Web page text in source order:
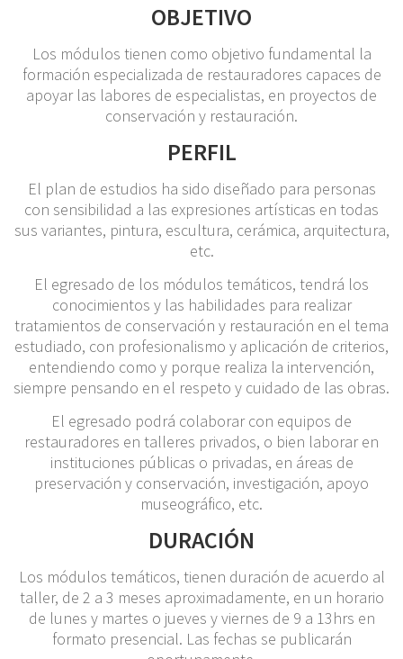
OBJETIVO
Los módulos tienen como objetivo fundamental la
formación especializada de restauradores capaces de
apoyar las labores de especialistas, en proyectos de
conservación y restauración.
PERFIL
El plan de estudios ha sido diseñado para personas
con sensibilidad a las expresiones artísticas en todas
sus variantes, pintura, escultura, cerámica, arquitectura,
etc.
El egresado de los módulos temáticos, tendrá los
conocimientos y las habilidades para realizar
tratamientos de conservación y restauración en el tema
estudiado, con profesionalismo y aplicación de criterios,
entendiendo como y porque realiza la intervención,
siempre pensando en el respeto y cuidado de las obras.
El egresado podrá colaborar con equipos de
restauradores en talleres privados, o bien laborar en
instituciones públicas o privadas, en áreas de
preservación y conservación, investigación, apoyo
museográfico, etc.
DURACIÓN
Los módulos temáticos, tienen duración de acuerdo al
taller, de 2 a 3 meses aproximadamente, en un horario
de lunes y martes o jueves y viernes de 9 a 13hrs en
formato presencial. Las fechas se publicarán